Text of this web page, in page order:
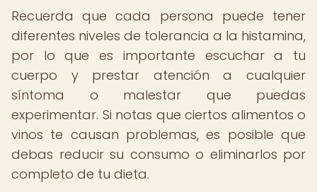
Recuerda que cada persona puede tener
diferentes niveles de tolerancia a la histamina,
por lo que es importante escuchar a tu
cuerpo y prestar atención a cualquier
síntoma o malestar que puedas
experimentar. Si notas que ciertos alimentos o
vinos te causan problemas, es posible que
debas reducir su consumo o eliminarlos por
completo de tu dieta.